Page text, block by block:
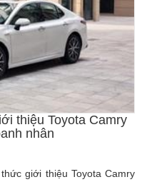
thiệu Toyota Camry
nhân
giới thiệu Toyota Camry